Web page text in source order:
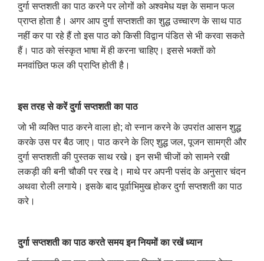
दुर्गा सप्तशती का पाठ करने पर लोगों को अश्वमेध यज्ञ के समान फल
प्राप्त होता है। अगर आप दुर्गा सप्तशती का शुद्ध उच्चारण के साथ पाठ
नहीं कर पा रहे हैं तो इस पाठ को किसी विद्वान पंडित से भी करवा सकते
हैं। पाठ को संस्कृत भाषा में ही करना चाहिए। इससे भक्तों को
मनवांछित फल की प्राप्ति होती है।
इस तरह से करें दुर्गा सप्तशती का पाठ
जो भी व्यक्ति पाठ करने वाला हो; वो स्नान करने के उपरांत आसन शुद्ध
करके उस पर बैठ जाए। पाठ करने के लिए शुद्ध जल, पूजन सामग्री और
दुर्गा सप्तशती की पुस्तक साथ रखे। इन सभी चीजों को सामने रखी
लकड़ी की बनी चौकी पर रख दे। माथे पर अपनी पसंद के अनुसार चंदन
अथवा रोली लगाये। इसके बाद पूर्वाभिमुख होकर दुर्गा सप्तशती का पाठ
करे।
दुर्गा सप्तशती का पाठ करते समय इन नियमों का रखें ध्यान